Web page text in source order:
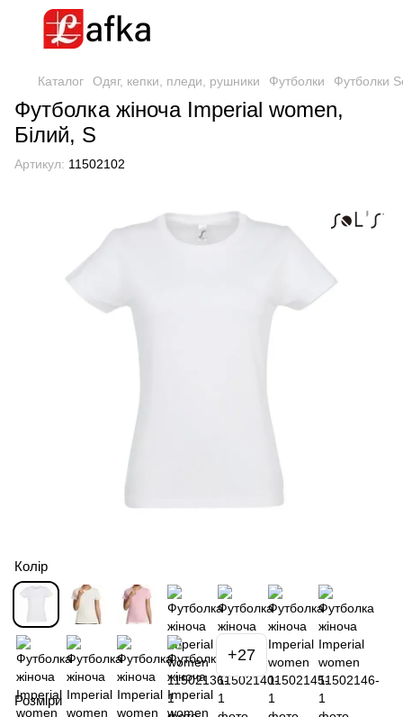
Каталог Одяг, кепки, пледи, рушники Футболки Футболки
Футболка жіноча Imperial women,
Білий, S
Артикул: 11502102
Колір
+27
Розміри